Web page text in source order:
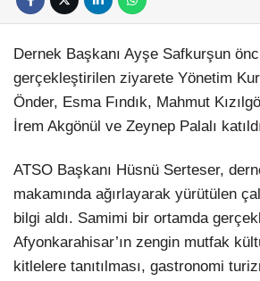
Dernek Başkanı Ayşe Safkurşun
gerçekleştirilen ziyarete Yönetim
Önder, Esma Fındık, Mahmut
İrem Akgönül ve Zeynep Palalı
ATSO Başkanı Hüsnü Serteser,
makamında ağırlayarak yürütülen
bilgi aldı. Samimi bir ortamda
Afyonkarahisar’ın zengin mutfak
kitlelere tanıtılması, gastronomi